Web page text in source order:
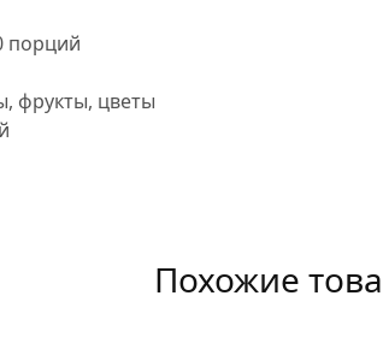
порций
фрукты, цветы
Похожие